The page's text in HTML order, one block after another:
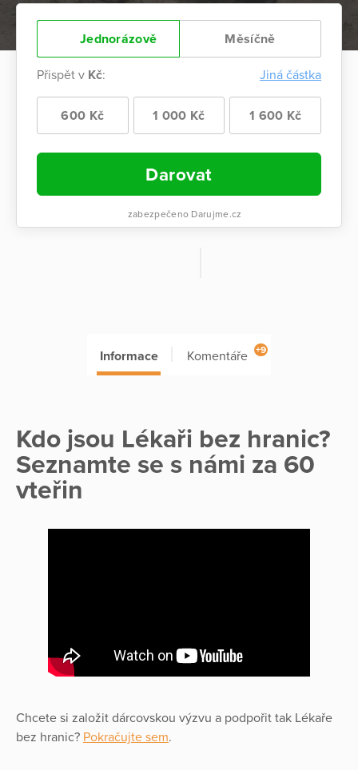
Jednorázově Měsíčně
Přispět v Kč: Jiná částka
600 Kč 1 000 Kč 1 600 Kč
Darovat
zabezpečeno Darujme.cz
Informace Komentáře +9
Kdo jsou Lékaři bez hranic?
Seznamte se s námi za 60
vteřin
Chcete si založit dárcovskou výzvu a podpořit tak Lékaře
bez hranic? Pokračujte sem.